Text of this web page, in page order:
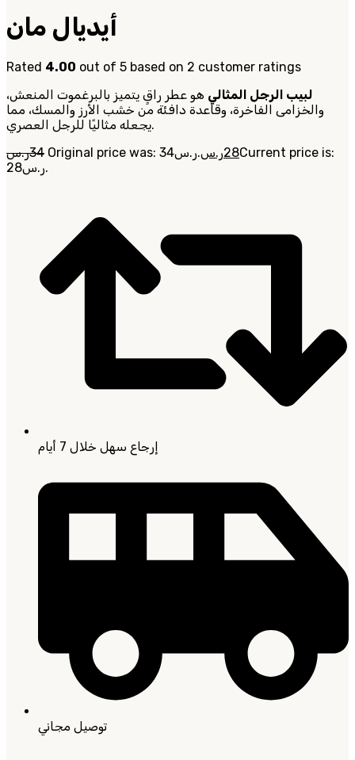
أيديال مان
Rated 4.00 out of 5 based on 2 customer ratings
لبيب الرجل المثالي هو عطر راقٍ يتميز بالبرغموت المنعش،
والخزامى الفاخرة، وقاعدة دافئة من خشب الأرز والمسك، مما
يجعله مثاليًا للرجل العصري.
34ر.س Original price was: 34ر.س. 28ر.س
Current price is:
28ر.س.
إرجاع سهل خلال 7 أيام
توصيل مجاني